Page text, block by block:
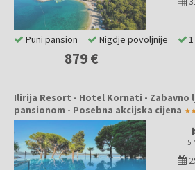
879 €
Puni pansion Nigdje povoljnije
Ilirija Resort - Hotel Kornati - Zabavno
pansionom - Posebna akcijska cijena
5